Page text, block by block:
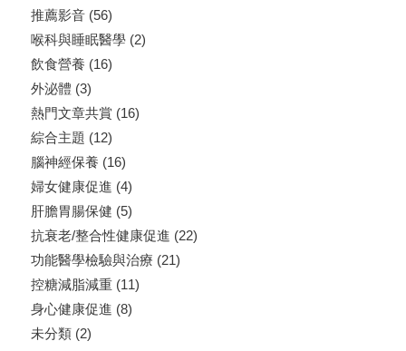
推薦影音(56)
喉科與睡眠醫學(2)
飲食營養 (16)
外泌體 (3)
熱門文章共賞 (16)
綜合主題 (12)
腦神經保養 (16)
婦女健康促進 (4)
肝膽胃腸保健 (5)
抗衰老/整合性健康促進 (22)
功能醫學檢驗與治療 (21)
控糖減脂減重(11)
身心健康促進 (8)
未分類(2)